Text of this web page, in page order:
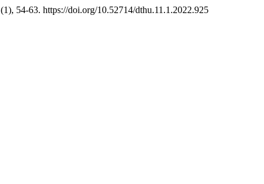
(1), 54-63. https://doi.org/10.52714/dthu.11.1.2022.925